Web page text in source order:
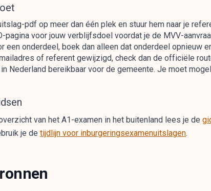
pdf op meer dan één plek en stuur hem naar je
pagina voor jouw verblijfsdoel voordat je de MVV-
een onderdeel, boek dan alleen dat onderdeel opnieuw
of referent gewijzigd, check dan de officiële
Nederland bereikbaar voor de gemeente. Je moet
van het A1-examen in het buitenland lees je de
je de tijdlijn voor inburgeringsexamenuitslagen.